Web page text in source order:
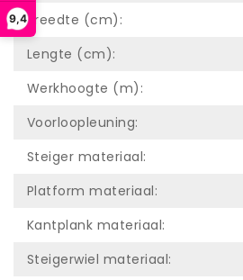
9,4Breedte (cm):
Lengte (cm):
Werkhoogte (m):
Voorloopleuning:
Steiger materiaal:
Platform materiaal:
Kantplank materiaal:
Steigerwiel materiaal: